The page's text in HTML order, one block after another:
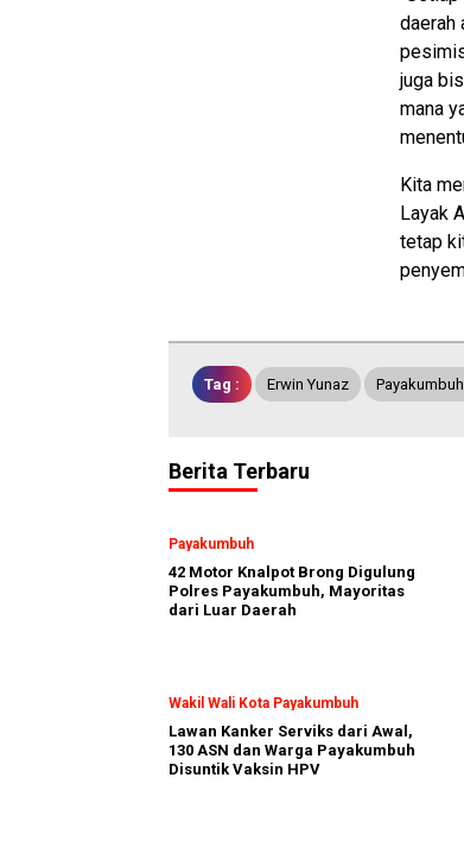
daerah
juga
mana
Kita
Layak
tetap
Tag : Erwin Yunaz
Berita Terbaru
Payakumbuh
42 Motor Knalpot Brong Digulung
Polres Payakumbuh, Mayoritas
dari Luar Daerah
Wakil Wali Kota Payakumbuh
Lawan Kanker Serviks dari Awal,
130 ASN dan Warga Payakumbuh
Disuntik Vaksin HPV